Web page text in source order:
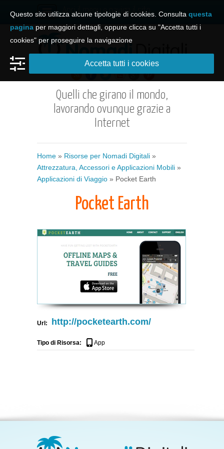
Apri il menu e naviga il sito
Quelli che girano il mondo,
lavorando ovunque grazie a
Internet
Home » Risorse per Nomadi Digitali »
Attrezzatura, Accessori e Applicazioni Mobili »
Applicazioni di Viaggio » Pocket Earth
Pocket Earth
Url: http://pocketearth.com/
Tipo di Risorsa: App
Questo sito utilizza alcune tipologie di cookies. Consulta questa
pagina per maggiori dettagli, oppure clicca su "Accetta tutti i
cookies" per proseguire la navigazione
Accetta tutti i cookies